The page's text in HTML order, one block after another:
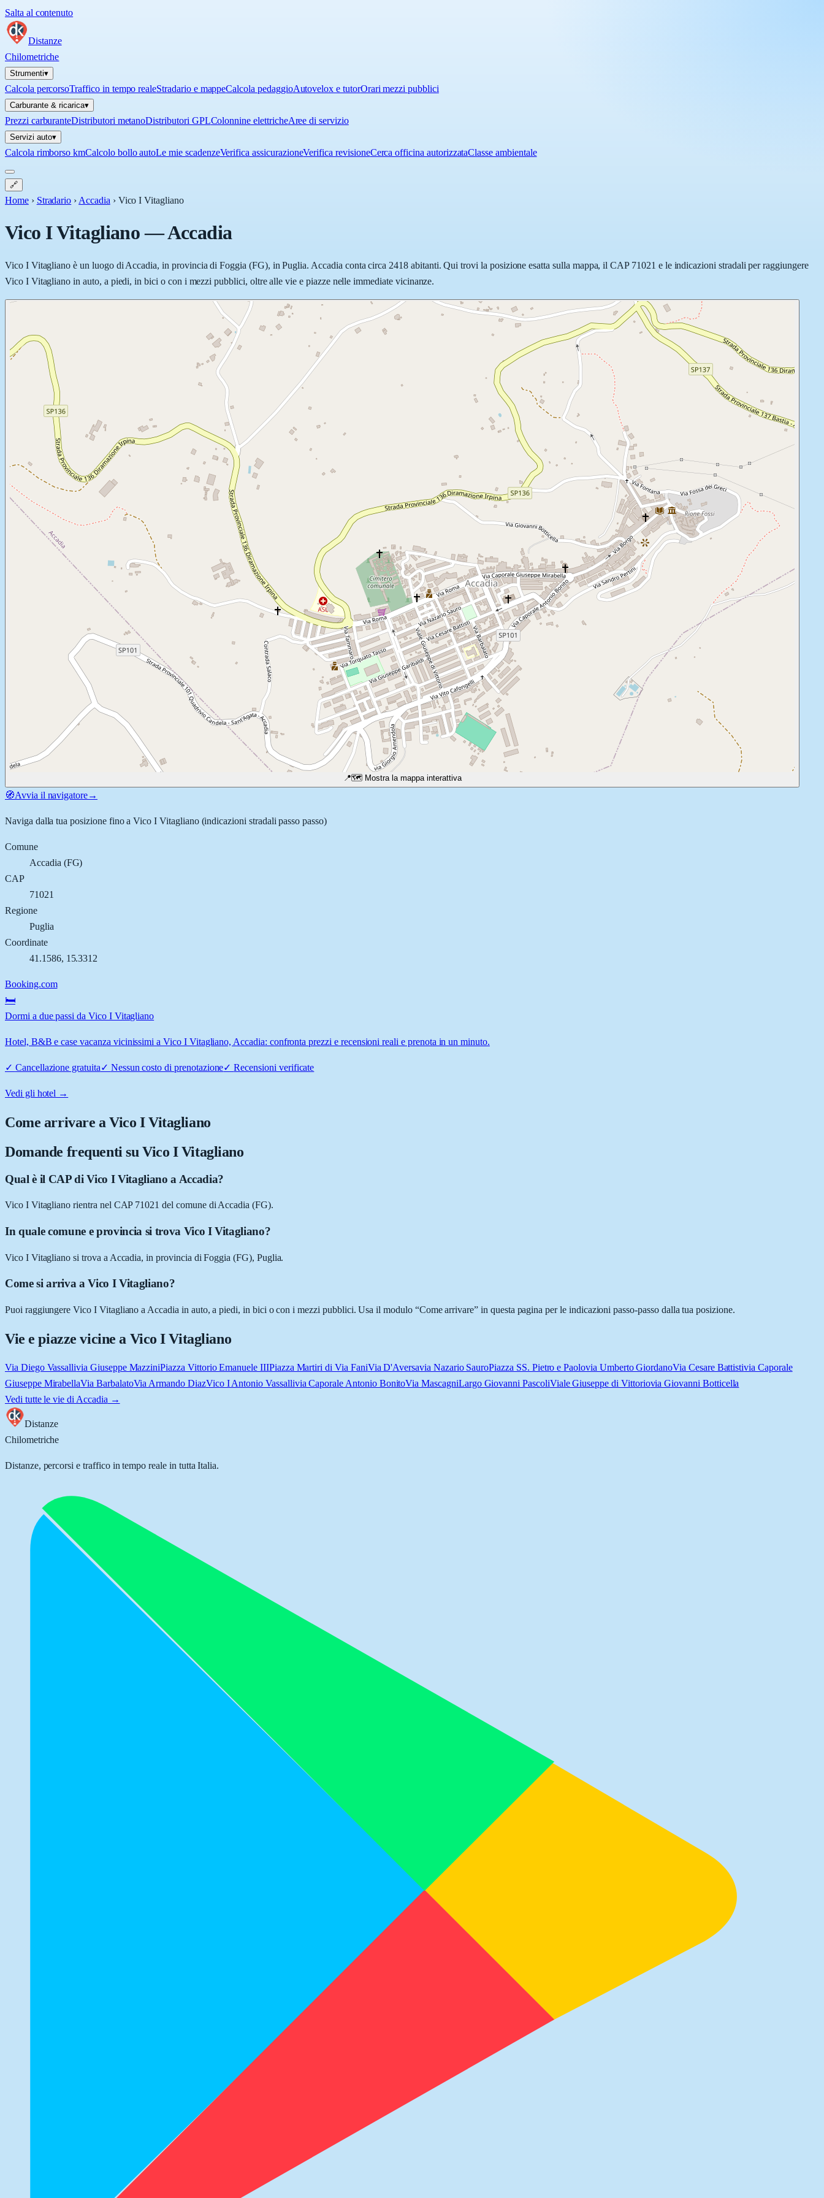
Salta al contenuto
Distanze
Chilometriche
Strumenti▾
Calcola percorsoTraffico in tempo realeStradario e mappeCalcola pedaggioAutovelox e tutorOrari mezzi pubblici
Carburante & ricarica▾
Prezzi carburanteDistributori metanoDistributori GPLColonnine elettricheAree di servizio
Servizi auto▾
Calcola rimborso kmCalcolo bollo autoLe mie scadenzeVerifica assicurazioneVerifica revisioneCerca officina autorizzataClasse ambientale
🔗
Home › Stradario › Accadia › Vico I Vitagliano
Vico I Vitagliano—Accadia
Vico I Vitagliano è un luogo di Accadia, in provincia di Foggia (FG), in Puglia. Accadia conta circa 2418 abitanti. Qui trovi la posizione esatta sulla mappa, il CAP 71021 e le indicazioni stradali per raggiungere
Vico I Vitagliano in auto, a piedi, in bici o con i mezzi pubblici, oltre alle vie e piazze nelle immediate vicinanze.
📍🗺️ Mostra la mappa interattiva
🧭Avvia il navigatore→
Naviga dalla tua posizione fino aVico I Vitagliano(indicazioni stradali passo passo)
Comune
Accadia (FG)
CAP
71021
Regione
Puglia
Coordinate
41.1586, 15.3312
Booking.com
🛏️
Dormi a due passi da Vico I Vitagliano
Hotel, B&B e case vacanza vicinissimi a Vico I Vitagliano, Accadia: confronta prezzi e recensioni reali e prenota in un minuto.
✓ Cancellazione gratuita✓ Nessun costo di prenotazione✓Recensioni verificate
Vedi gli hotel →
Come arrivare aVico I Vitagliano
Domande frequenti su Vico I Vitagliano
Qual è il CAP di Vico I Vitagliano a Accadia?
Vico I Vitagliano rientra nel CAP 71021 del comune di Accadia (FG).
In quale comune e provincia si trova Vico I Vitagliano?
Vico I Vitagliano si trova a Accadia, in provincia di Foggia (FG), Puglia.
Come si arriva a Vico I Vitagliano?
Puoi raggiungere Vico I Vitagliano a Accadia in auto, a piedi, in bici o con i mezzi pubblici. Usa il modulo “Come arrivare” in questa pagina per le indicazioni passo-passo dalla tua posizione.
Vie e piazze vicine a Vico I Vitagliano
Via Diego Vassallivia Giuseppe MazziniPiazza Vittorio Emanuele IIIPiazza Martiri di Via FaniVia D'Aversavia Nazario SauroPiazza SS. Pietro e Paolovia Umberto GiordanoVia Cesare Battistivia Caporale
Giuseppe MirabellaVia BarbalatoVia Armando DiazVico I Antonio Vassallivia Caporale Antonio BonitoVia MascagniLargo Giovanni PascoliViale Giuseppe di Vittoriovia Giovanni Botticella
Vedi tutte le vie di Accadia →
Distanze
Chilometriche
Distanze, percorsi e traffico in tempo reale in tutta Italia.